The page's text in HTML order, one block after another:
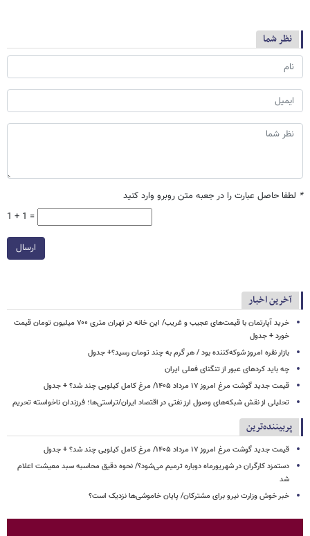
نظر شما
* لطفا حاصل عبارت را در جعبه متن روبرو وارد کنید
1 + 1 =
ارسال
آخرین اخبار
خرید آپارتمان با قیمت‌های عجیب و غریب/ این خانه در تهران متری ۷۰۰ میلیون تومان قیمت
خورد + جدول
بازار نقره امروز شوکه‌کننده بود / هر گرم به چند تومان رسید؟+ جدول
چه باید کردهای عبور از تنگنای فعلی ایران
قیمت جدید گوشت مرغ امروز ۱۷ مرداد ۱۴۰۵/ مرغ کامل کیلویی چند شد؟ + جدول
تحلیلی از نقش شبکه‌های وصول ارز نفتی در اقتصاد ایران/تراستی‌ها؛ فرزندان ناخواسته تحریم
پربیننده‌ترین
قیمت جدید گوشت مرغ امروز ۱۷ مرداد ۱۴۰۵/ مرغ کامل کیلویی چند شد؟ + جدول
دستمزد کارگران در شهریورماه دوباره ترمیم می‌شود؟/ نحوه دقیق محاسبه سبد معیشت اعلام
شد
خبر خوش وزارت نیرو برای مشترکان/ پایان خاموشی‌ها نزدیک است؟